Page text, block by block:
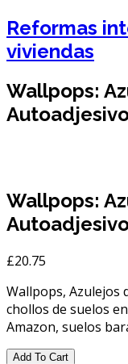
Reformas
viviendas
Wallpops:
Wallpops:
£20.75
Wallpops, Azulejos
chollos de suelos
Amazon, suelos
Add To Cart